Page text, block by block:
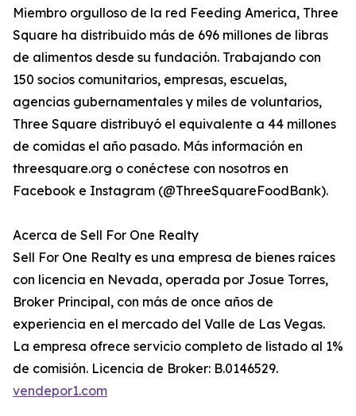
Miembro orgulloso de la red Feeding America, Three
Square ha distribuido más de 696 millones de libras
de alimentos desde su fundación. Trabajando con
150 socios comunitarios, empresas, escuelas,
agencias gubernamentales y miles de voluntarios,
Three Square distribuyó el equivalente a 44 millones
de comidas el año pasado. Más información en
threesquare.org o conéctese con nosotros en
Facebook e Instagram (@ThreeSquareFoodBank).
Acerca de Sell For One Realty
Sell For One Realty es una empresa de bienes raíces
con licencia en Nevada, operada por Josue Torres,
Broker Principal, con más de once años de
experiencia en el mercado del Valle de Las Vegas.
La empresa ofrece servicio completo de listado al 1%
de comisión. Licencia de Broker: B.0146529.
vendepor1.com